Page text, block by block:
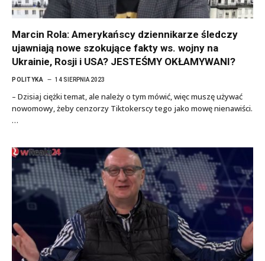
Marcin Rola: Amerykańscy dziennikarze śledczy
ujawniają nowe szokujące fakty ws. wojny na
Ukrainie, Rosji i USA? JESTEŚMY OKŁAMYWANI?
POLITYKA 14 SIERPNIA 2023
– Dzisiaj ciężki temat, ale należy o tym mówić, więc muszę używać
nowomowy, żeby cenzorzy Tiktokerscy tego jako mowę nienawiści.
…